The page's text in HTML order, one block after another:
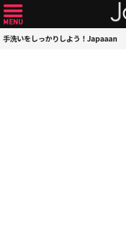
手洗いをしっかりしよう！Japaaan